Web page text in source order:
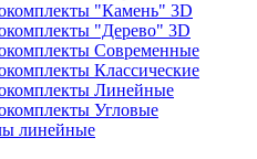
"Камень" 3D
"Дерево" 3D
Современные
Классические
Линейные
Угловые
линейные